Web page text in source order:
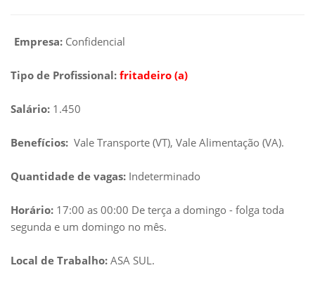
Empresa: Confidencial
Tipo de Profissional: fritadeiro (a)
Salário: 1.450
Benefícios: Vale Transporte (VT), Vale Alimentação (VA).
Quantidade de vagas: Indeterminado
Horário: 17:00 as 00:00 De terça a domingo - folga toda
segunda e um domingo no mês.
Local de Trabalho: ASA SUL.